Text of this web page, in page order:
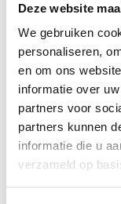
Deze website
We gebruiken
personaliseren,
en om ons
informatie over
partners voor
partners kunnen
informatie die u
verzameld op
MAANDAG
08:00 - 22:00
DINSDAG